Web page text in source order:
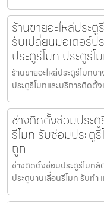
ร้านขายอะไหล่ประ
รับเปลี่ยนมอเตอร์ป
ประตูรีโมท ประตูรีโ
ร้านขายอะไหล่ประตูรีโมท
ประตูรีโมทและบริการติดตั้
ช่างติดตั้งซ่อมประ
รีโมท รับซ่อมประตู
ถูก
ช่างติดตั้งซ่อมประตูรีโมท
ประตูบานเลื่อนรีโมท รับทำ